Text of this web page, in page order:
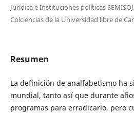
Jurídica e Instituciones políticas
Colciencias de la Universidad libre de
Resumen
La definición de analfabetismo ha
mundial, tanto así que durante
programas para erradicarlo, pero